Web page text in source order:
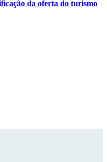
da oferta do turismo